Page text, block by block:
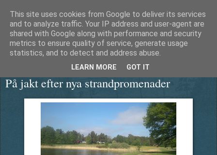
Äventyrshunden Diesel
På jakt efter nya strandpromenader
This site uses cookies from Google to deliver its services
and to analyze traffic. Your IP address and user-agent are
shared with Google along with performance and security
metrics to ensure quality of service, generate usage
statistics, and to detect and address abuse.
LEARN MORE GOT IT